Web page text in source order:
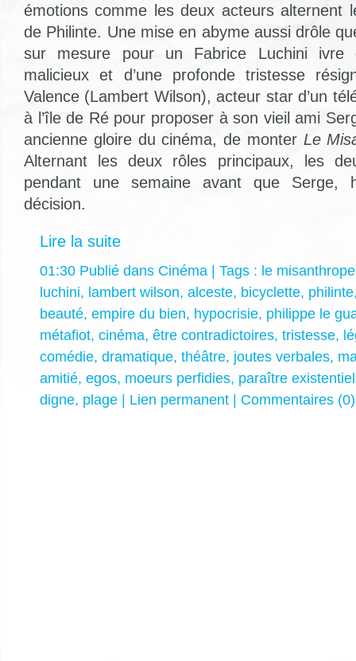
émotions comme les deux acteurs alternent
de Philinte. Une mise en abyme aussi drôle
sur mesure pour un Fabrice Luchini ivre
malicieux et d’une profonde tristesse
Valence (Lambert Wilson), acteur star d’un
à l’île de Ré pour proposer à son vieil ami
ancienne gloire du cinéma, de monter Le
Alternant les deux rôles principaux, les
pendant une semaine avant que Serge,
décision.
Lire la suite
01:30 Publié dans Cinéma | Tags : le misanthrope
luchini, lambert wilson, alceste, bicyclette, philinte
beauté, empire du bien, hypocrisie, philippe le
métafiot, cinéma, être contradictoires, tristesse,
comédie, dramatique, théâtre, joutes verbales,
amitié, egos, moeurs perfidies, paraître existentiel
digne, plage | Lien permanent | Commentaires (0)